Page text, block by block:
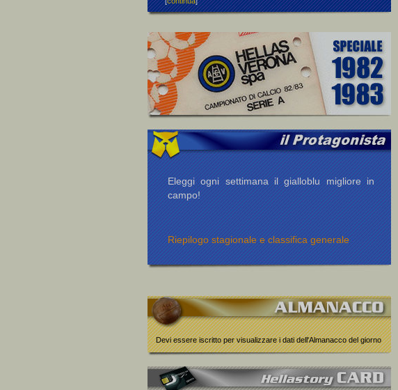
Eleggi ogni settimana il gialloblu migliore in
campo!
Riepilogo stagionale e classifica generale
Devi essere iscritto per visualizzare i dati dell'Almanacco del giorno